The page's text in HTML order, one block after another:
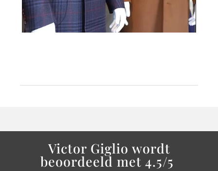
Victor Giglio wordt
beoordeeld met 4.5/5